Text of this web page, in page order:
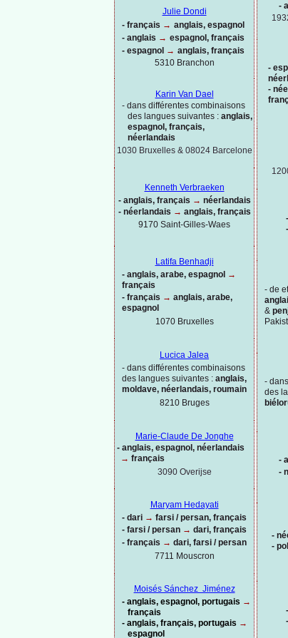
-
-
-
-
-
- de
&
-
des
-
-
-
-
-
-
Julie Dondi
- français → anglais, espagnol
- anglais → espagnol, français
- espagnol → anglais, français
5310 Branchon
Karin Van Dael
- dans différentes combinaisons
des langues suivantes : anglais,
espagnol, français,
néerlandais
1030 Bruxelles & 08024 Barcelone
Kenneth Verbraeken
- anglais, français → néerlandais
- néerlandais → anglais, français
9170 Saint-Gilles-Waes
Latifa Benhadji
- anglais, arabe, espagnol →
français
- français → anglais, arabe,
espagnol
1070 Bruxelles
Lucica Jalea
- dans différentes combinaisons
des langues suivantes : anglais,
moldave, néerlandais, roumain
8210 Bruges
Marie-Claude De Jonghe
- anglais, espagnol, néerlandais
→ français
3090 Overijse
Maryam Hedayati
- dari → farsi / persan, français
- farsi / persan → dari, français
- français → dari, farsi / persan
7711 Mouscron
Moisés Sánchez Jiménez
- anglais, espagnol, portugais →
français
- anglais, français, portugais →
espagnol